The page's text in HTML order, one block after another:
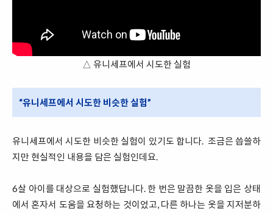
△ 유니세프에서 시도한 실험
“유니세프에서 시도한 비슷한 실험”
유니세프에서 시도한 비슷한 실험이 있기도 합니다. 조금은 씁쓸하
지만 현실적인 내용을 담은 실험인데요.
6살 아이를 대상으로 실험했답니다. 한 번은 말끔한 옷을 입은 상태
에서 혼자서 도움을 요청하는 것이었고, 다른 하나는 옷을 지저분하